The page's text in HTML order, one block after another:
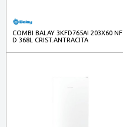
COMBI BALAY 3KFD765AI 203X60 NF
D 368L CRIST.ANTRACITA